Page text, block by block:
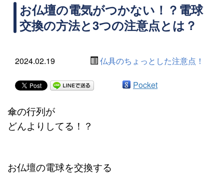
お仏壇の電気がつかない！？電球
交換の方法と3つの注意点とは？
2024.02.19 仏具のちょっとした注意点！
Pocket
傘の行列が
どんよりしてる！？
お仏壇の電球を交換する